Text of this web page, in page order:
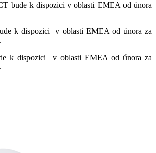
bude k dispozici v oblasti EMEA od února
k dispozici v oblasti EMEA od února za
k dispozici v oblasti EMEA od února za